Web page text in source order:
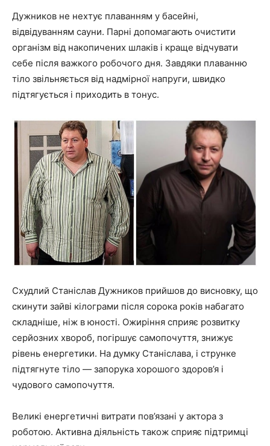
Дужников не нехтує плаванням у басейні,
відвідуванням сауни. Парні допомагають очистити
організм від накопичених шлаків і краще відчувати
себе після важкого робочого дня. Завдяки плаванню
тіло звільняється від надмірної напруги, швидко
підтягується і приходить в тонус.
Схудлий Станіслав Дужников прийшов до висновку, що
скинути зайві кілограми після сорока років набагато
складніше, ніж в юності. Ожиріння сприяє розвитку
серйозних хвороб, погіршує самопочуття, знижує
рівень енергетики. На думку Станіслава, і струнке
підтягнуте тіло — запорука хорошого здоров’я і
чудового самопочуття.
Великі енергетичні витрати пов’язані у актора з
роботою. Активна діяльність також сприяє підтримці